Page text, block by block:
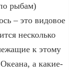
рыбам)
– это видовое
несколько
к этому
а какие-